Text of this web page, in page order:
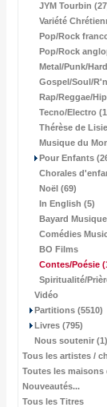
JYM Tourbin
Variété
Pop/Rock
Pop/Rock
Metal/Punk/
Gospel/Soul/
Rap/Reggae/
Tecno/Electro
Thérèse de
Musique du
Pour Enfants
Chorales
Noël (69)
In English (5)
Bayard
Comédies
BO Films
Contes/Poésie
Spiritualité/
Vidéo
Partitions (5510)
Livres (795)
Nous soutenir (1)
Tous les artistes /
Toutes les maisons
Nouveautés...
Tous les Titres